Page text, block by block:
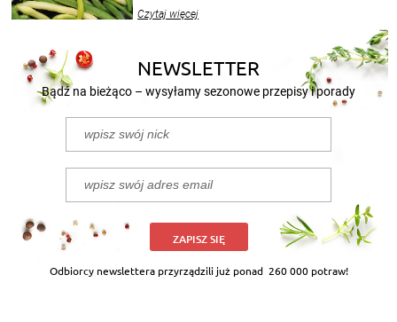
nasze propozycje!
Czytaj więcej
NEWSLETTER
Bądź na bieżąco – wysyłamy sezonowe przepisy i porady
ZAPISZ SIĘ
Odbiorcy newslettera przyrządzili już ponad 260 000 potraw!